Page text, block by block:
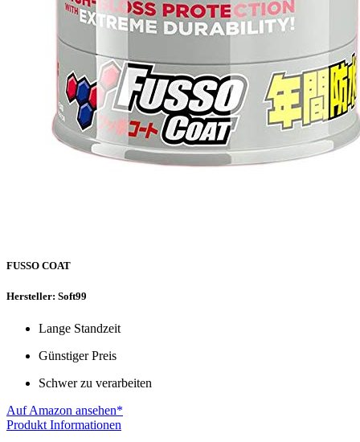
FUSSO COAT
Hersteller: Soft99
Lange Standzeit
Günstiger Preis
Schwer zu verarbeiten
Auf Amazon ansehen*
Produkt Informationen